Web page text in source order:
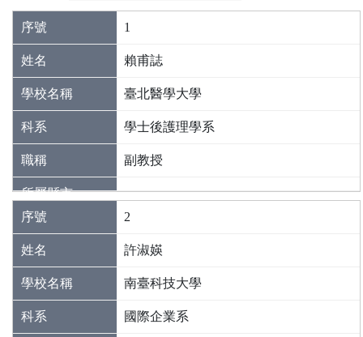
資
訊
平
臺
1
賴甫誌
臺北醫學大學
學士後護理學系
副教授
2
許淑媖
南臺科技大學
國際企業系